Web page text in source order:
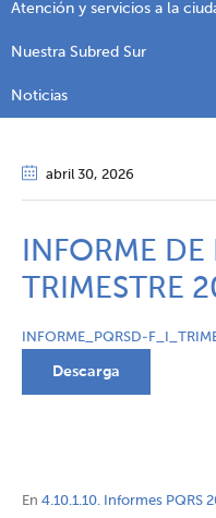
Atención y servicios a la
Nuestra Subred Sur
Noticias
abril 30, 2026
INFORME DE
TRIMESTRE
INFORME_PQRSD-
Descarga
En 4.10.1.10. Informes PQRS